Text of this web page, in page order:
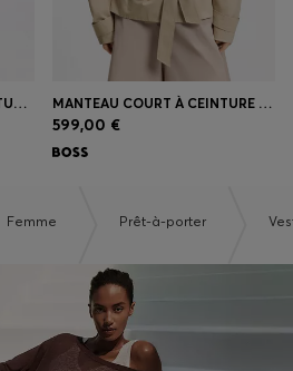
TRENCH CROISÉ AVEC CEINTURE À BOUCLE MANTEAU COURT À CEINTURE EN POPELINE DE COTON
599,00 €
Femme Prêt-à-porter